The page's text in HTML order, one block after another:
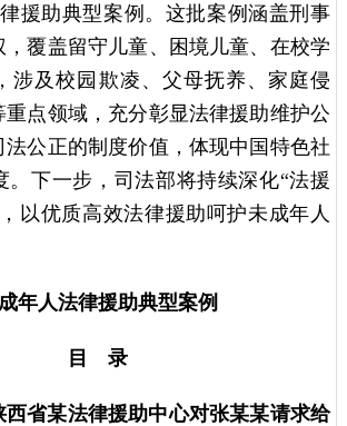
援助典型案例。这批案例涵盖刑事
覆盖留守儿童、困境儿童、在校学
涉及校园欺凌、父母抚养、家庭侵
点领域，充分彰显法律援助维护公
法公正的制度价值，体现中国特色社
。下一步，司法部将持续深化“法援
以优质高效法律援助呵护未成年人
年人法律援助典型案例
目 录
西省某法律援助中心对张某某请求给